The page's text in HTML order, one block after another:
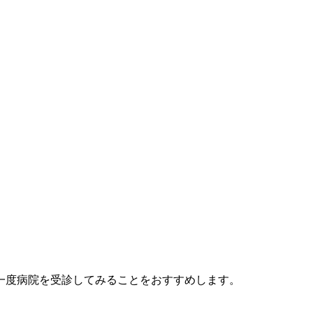
病院を受診してみることをおすすめします。